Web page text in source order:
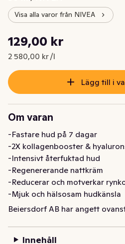
Visa alla varor från NIVEA
Nuvarande pris är: 129,00 kr
129,00 kr
2 580,00 kr /l
Styckpris: 2 580,00 kr /l
Lägg till i
Om varan
-Fastare hud på 7 dagar
-2X kollagenbooster &
-Intensivt återfuktad hud
-Regenererande nattkräm
-Reducerar och motverkar
-Mjuk och hälsosam hudkänsla
NIVEA Q10 Power
återfuktar huden för en
hudkänsla. Hudkrämen
Beiersdorf AB har angett
Innehåll